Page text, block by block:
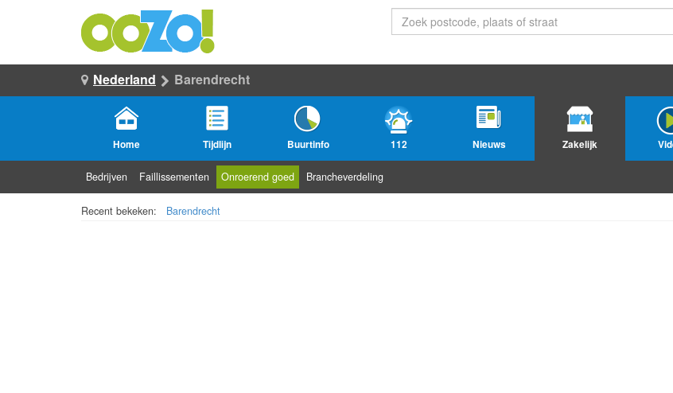
Nederland Barendrecht
Home Tijdlijn Buurtinfo 112 Nieuws Zakelijk
Bedrijven Faillissementen Onroerend goed Brancheverdeling
Recent bekeken: Barendrecht